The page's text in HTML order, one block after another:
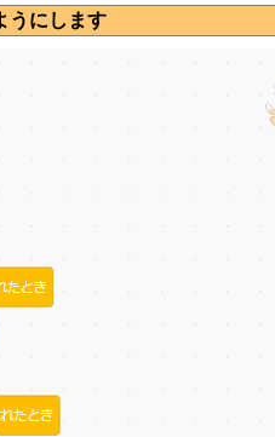
うにします